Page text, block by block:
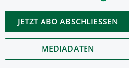
JETZT ABO ABSCHLIESSEN
MEDIADATEN